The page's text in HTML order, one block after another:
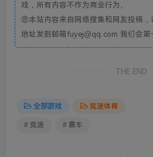
戏，所有内容不作为商业行为。
⑧本站内容来自网络搜集和网友投稿，
地址发到邮箱fuyej@qq.com 我们会第
THE END
全部游戏 竞速体育
# 竞速 # 赛车